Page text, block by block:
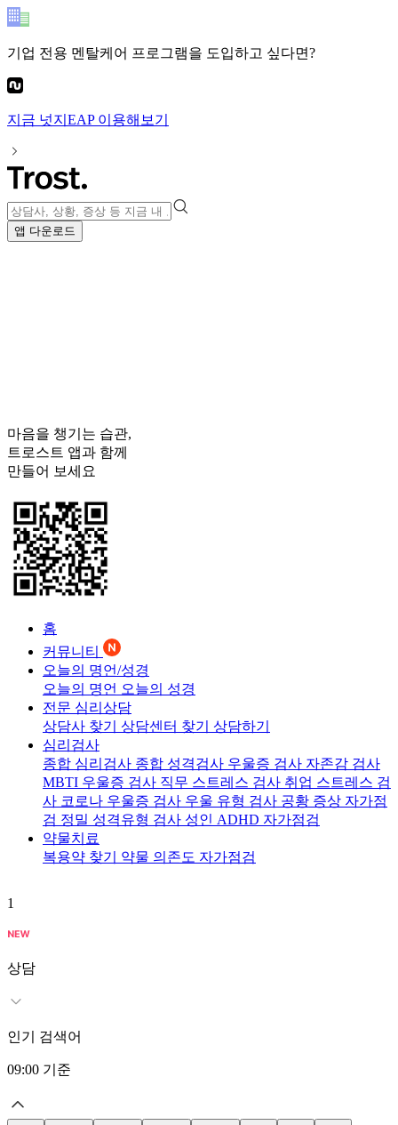
기업 전용 멘탈케어 프로그램을 도입하고 싶다면?
지금 넛지EAP이용해보기
앱 다운로드
마음을 챙기는 습관,
트로스트 앱과 함께
만들어 보세요
홈
커뮤니티
오늘의 명언/성경
오늘의 명언 오늘의 성경
전문 심리상담
상담사 찾기 상담센터 찾기 상담하기
심리검사
종합 심리검사 종합 성격검사 우울증 검사 자존감 검사
MBTI 우울증 검사 직무 스트레스 검사 취업 스트레스 검
사 코로나 우울증 검사 우울 유형 검사 공황 증상 자가점
검 정밀 성격유형 검사 성인 ADHD 자가점검
약물치료
복용약 찾기 약물 의존도 자가점검
1
상담
인기 검색어
09:00 기준